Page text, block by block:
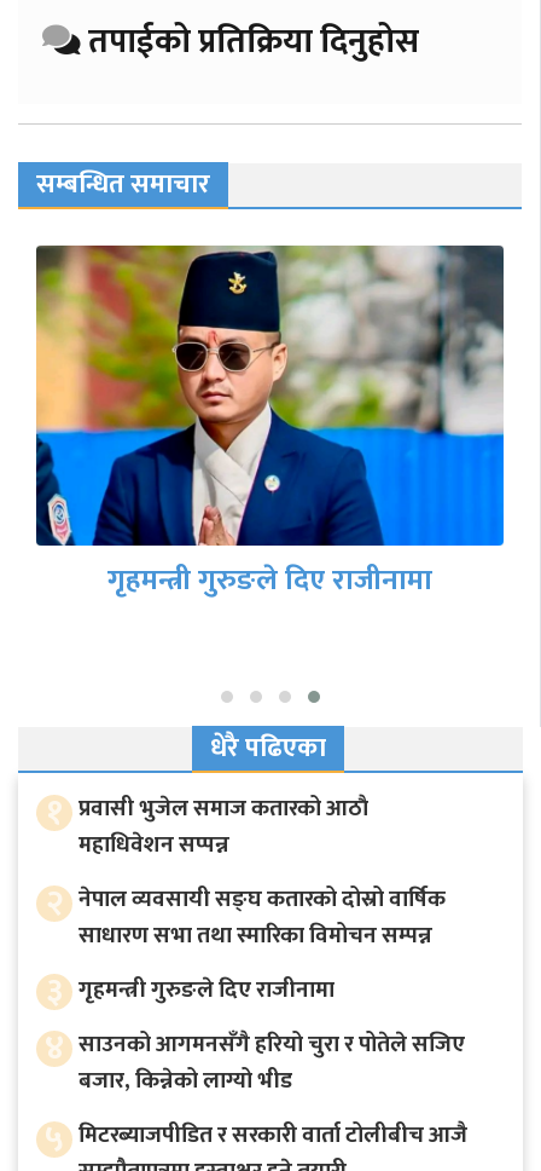
तपाईको प्रतिक्रिया दिनुहोस
सम्बन्धित समाचार
गृहमन्त्री गुरुङले दिए राजीनामा
धेरै पढिएका
१ प्रवासी भुजेल समाज कतारको आठाै
महाधिवेशन सप्पन्न
२ नेपाल व्यवसायी सङ्घ कतारको दोस्रो वार्षिक
साधारण सभा तथा स्मारिका विमोचन सम्पन्न
३ गृहमन्त्री गुरुङले दिए राजीनामा
४ साउनको आगमनसँगै हरियो चुरा र पोतेले सजिए
बजार, किन्नेको लाग्यो भीड
५ मिटरब्याजपीडित र सरकारी वार्ता टोलीबीच आजै